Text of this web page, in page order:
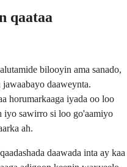
qaataa
bilooyin ama sanado,
daaweynta.
horumarkaaga iyada oo loo
iyo sawirro si loo go'aamiyo
ah.
daawada inta ay kaa